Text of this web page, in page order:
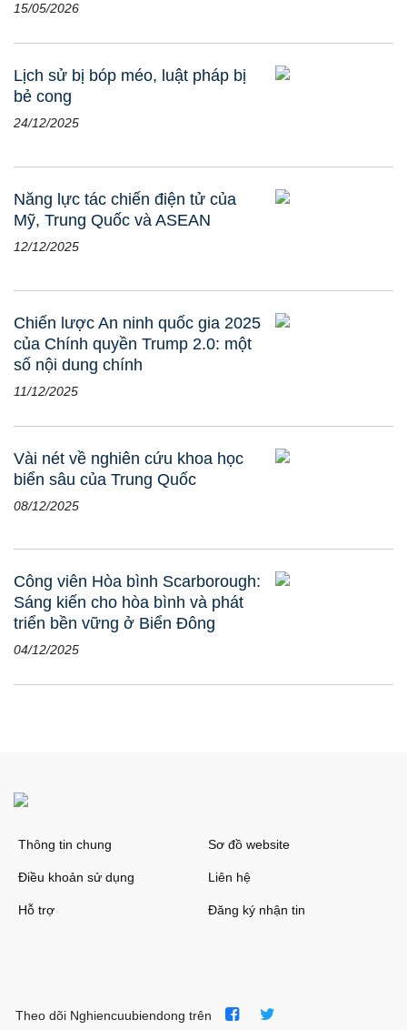
15/05/2026
Lịch sử bị bóp méo, luật pháp bị
bẻ cong
24/12/2025
Năng lực tác chiến điện tử của
Mỹ, Trung Quốc và ASEAN
12/12/2025
Chiến lược An ninh quốc gia 2025
của Chính quyền Trump 2.0: một
số nội dung chính
11/12/2025
Vài nét về nghiên cứu khoa học
biển sâu của Trung Quốc
08/12/2025
Công viên Hòa bình Scarborough:
Sáng kiến cho hòa bình và phát
triển bền vững ở Biển Đông
04/12/2025
Thông tin chung Sơ đồ website
Điều khoản sử dụng Liên hệ
Hỗ trợ Đăng ký nhận tin
Theo dõi Nghiencuubiendong trên